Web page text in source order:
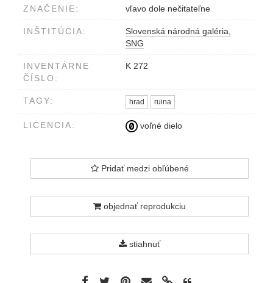
ZNAČENIE: vľavo dole nečitateľne
INŠTITÚCIA:
Slovenská národná galéria,
SNG
INVENTÁRNE
ČÍSLO:
K 272
TAGY: hrad ruina
LICENCIA: voľné dielo
Pridať medzi obľúbené
objednať reprodukciu
stiahnuť